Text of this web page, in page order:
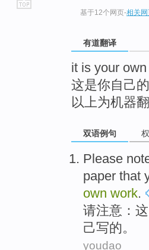
基于12个网页-相关
有道翻译
it is your
这是你自己
以上为机器
双语例句
Please
paper that
own work.
请注意 ： 这
己写的。
youdao